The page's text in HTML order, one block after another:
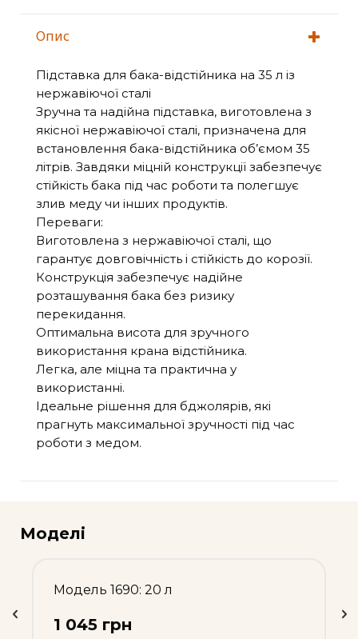
Опис
Підставка для бака-відстійника на 35 л із
нержавіючої сталі
Зручна та надійна підставка, виготовлена з
якісної нержавіючої сталі, призначена для
встановлення бака-відстійника об’ємом 35
літрів. Завдяки міцній конструкції забезпечує
стійкість бака під час роботи та полегшує
злив меду чи інших продуктів.
Переваги:
Виготовлена з нержавіючої сталі, що
гарантує довговічність і стійкість до корозії.
Конструкція забезпечує надійне
розташування бака без ризику
перекидання.
Оптимальна висота для зручного
використання крана відстійника.
Легка, але міцна та практична у
використанні.
Ідеальне рішення для бджолярів, які
прагнуть максимальної зручності під час
роботи з медом.
Моделі
Модель 1690: 20 л
1 045 грн